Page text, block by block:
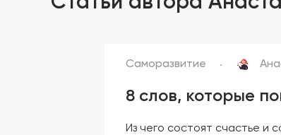
Саморазвитие
8 слов, которые
Из чего состоят счастье и